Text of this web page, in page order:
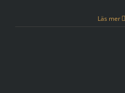
Läs mer